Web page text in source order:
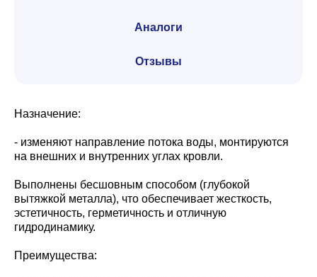
Аналоги
Отзывы
Назначение:
- изменяют направление потока воды, монтируются
на внешних и внутренних углах кровли.
Выполнены бесшовным способом (глубокой
вытяжкой металла), что обеспечивает жесткость,
эстетичность, герметичность и отличную
гидродинамику.
Преимущества: